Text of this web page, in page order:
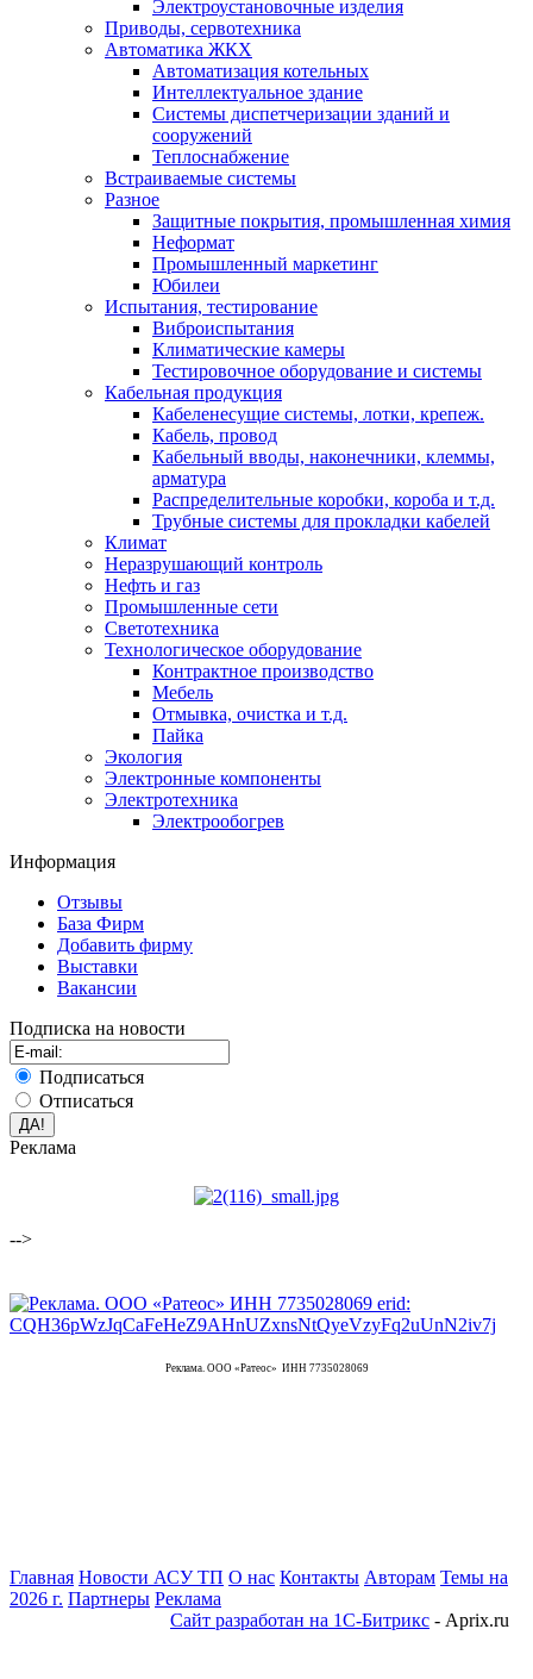
Электроустановочные изделия
Приводы, сервотехника
Автоматика ЖКХ
Автоматизация котельных
Интеллектуальное здание
Системы диспетчеризации зданий и
сооружений
Теплоснабжение
Встраиваемые системы
Разное
Защитные покрытия, промышленная химия
Неформат
Промышленный маркетинг
Юбилеи
Испытания, тестирование
Виброиспытания
Климатические камеры
Тестировочное оборудование и системы
Кабельная продукция
Кабеленесущие системы, лотки, крепеж.
Кабель, провод
Кабельный вводы, наконечники, клеммы,
арматура
Распределительные коробки, короба и т.д.
Трубные системы для прокладки кабелей
Климат
Неразрушающий контроль
Нефть и газ
Промышленные сети
Светотехника
Технологическое оборудование
Контрактное производство
Мебель
Отмывка, очистка и т.д.
Пайка
Экология
Электронные компоненты
Электротехника
Электрообогрев
Информация
Отзывы
База Фирм
Добавить фирму
Выставки
Вакансии
Подписка на новости
Подписаться
Отписаться
Реклама
-->
Реклама. ООО «Ратеос» ИНН 7735028069
Главная Новости АСУ ТП О нас Контакты Авторам Темы на
2026 г. Партнеры Реклама
Сайт разработан на 1С-Битрикс - Aprix.ru